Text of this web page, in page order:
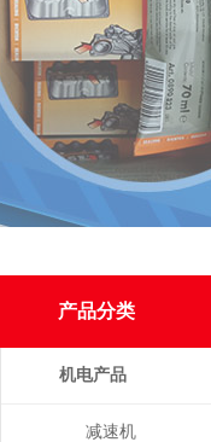
产品分类
机电产品
减速机